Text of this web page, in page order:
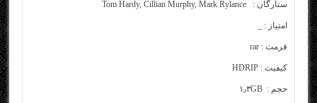
ستارگان : Tom Hardy, Cillian Murphy, Mark Rylance
امتیاز : _
فرمت : rar
کیفیت : HDRIP
حجم : ۱٫۳GB